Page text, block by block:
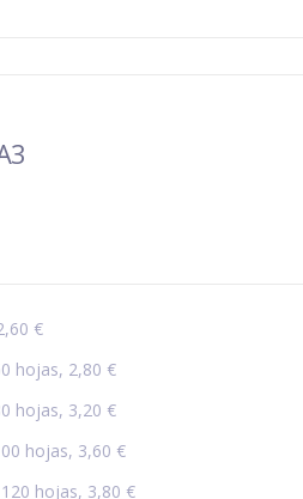
€
hojas, 2,80 €
hojas, 3,20 €
hojas, 3,60 €
hojas, 3,80 €